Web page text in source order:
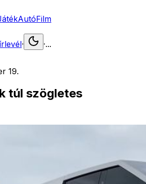
AutóFilm
· ·...
19.
túl szögletes